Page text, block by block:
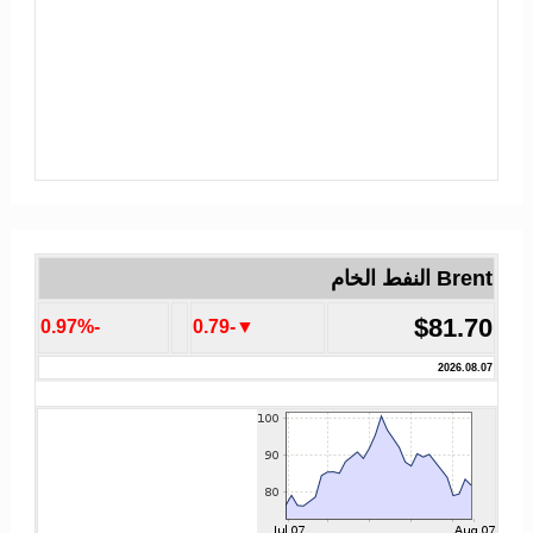
Brent النفط الخام
$81.70
▼-0.79
-0.97%
2026.08.07